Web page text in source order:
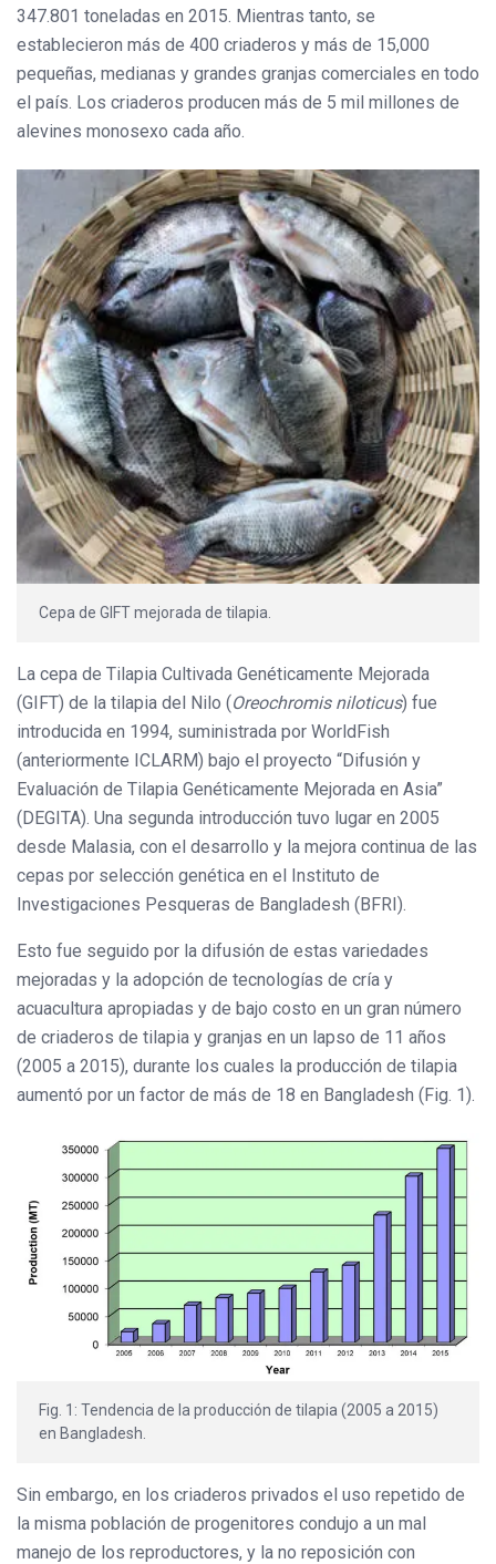
347.801 toneladas en 2015. Mientras tanto, se
establecieron más de 400 criaderos y más de 15,000
pequeñas, medianas y grandes granjas comerciales en todo
el país. Los criaderos producen más de 5 mil millones de
alevines monosexo cada año.
Cepa de GIFT mejorada de tilapia.
La cepa de Tilapia Cultivada Genéticamente Mejorada
(GIFT) de la tilapia del Nilo (Oreochromis niloticus) fue
introducida en 1994, suministrada por WorldFish
(anteriormente ICLARM) bajo el proyecto “Difusión y
Evaluación de Tilapia Genéticamente Mejorada en Asia”
(DEGITA). Una segunda introducción tuvo lugar en 2005
desde Malasia, con el desarrollo y la mejora continua de las
cepas por selección genética en el Instituto de
Investigaciones Pesqueras de Bangladesh (BFRI).
Esto fue seguido por la difusión de estas variedades
mejoradas y la adopción de tecnologías de cría y
acuacultura apropiadas y de bajo costo en un gran número
de criaderos de tilapia y granjas en un lapso de 11 años
(2005 a 2015), durante los cuales la producción de tilapia
aumentó por un factor de más de 18 en Bangladesh (Fig. 1).
Fig. 1: Tendencia de la producción de tilapia (2005 a 2015)
en Bangladesh.
Sin embargo, en los criaderos privados el uso repetido de
la misma población de progenitores condujo a un mal
manejo de los reproductores, y la no reposición con